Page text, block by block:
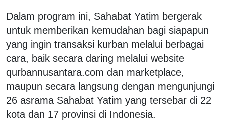
Dalam program ini, Sahabat Yatim bergerak
untuk memberikan kemudahan bagi siapapun
yang ingin transaksi kurban melalui berbagai
cara, baik secara daring melalui website
qurbannusantara.com dan marketplace,
maupun secara langsung dengan mengunjungi
26 asrama Sahabat Yatim yang tersebar di 22
kota dan 17 provinsi di Indonesia.